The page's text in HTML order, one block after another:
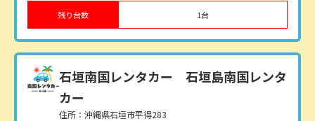
残り台数 1台
石垣南国レンタカー 石垣島南国レンタ
カー
住所：沖縄県石垣市平得283